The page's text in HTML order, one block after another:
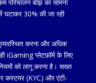
बोझ का सामना
घटाकर 30% की जा रही
करना और अधिक
iGaming प्लेटफ़ॉर्म के लिए
को लागू करना है। सख्त
कस्टमर (KYC) और एंटी-